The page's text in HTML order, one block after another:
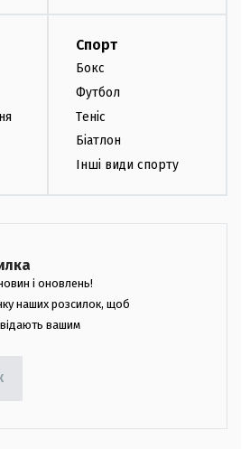
Спорт
Бокс
Футбол
Теніс
Біатлон
Інші види спорту
і оновлень!
наших розсилок, щоб
вашим